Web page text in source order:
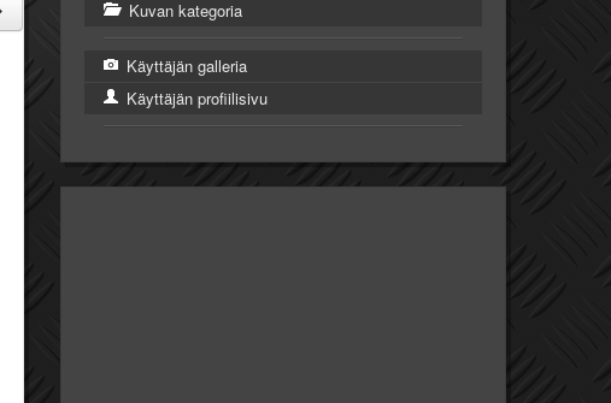
Kuvan kategoria
Käyttäjän galleria
Käyttäjän profiilisivu